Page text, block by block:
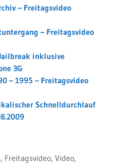
– Freitagsvideo
– Freitagsvideo
inklusive
3G
– 1995 – Freitagsvideo
Schnelldurchlauf
, Freitagsvideo, Video,